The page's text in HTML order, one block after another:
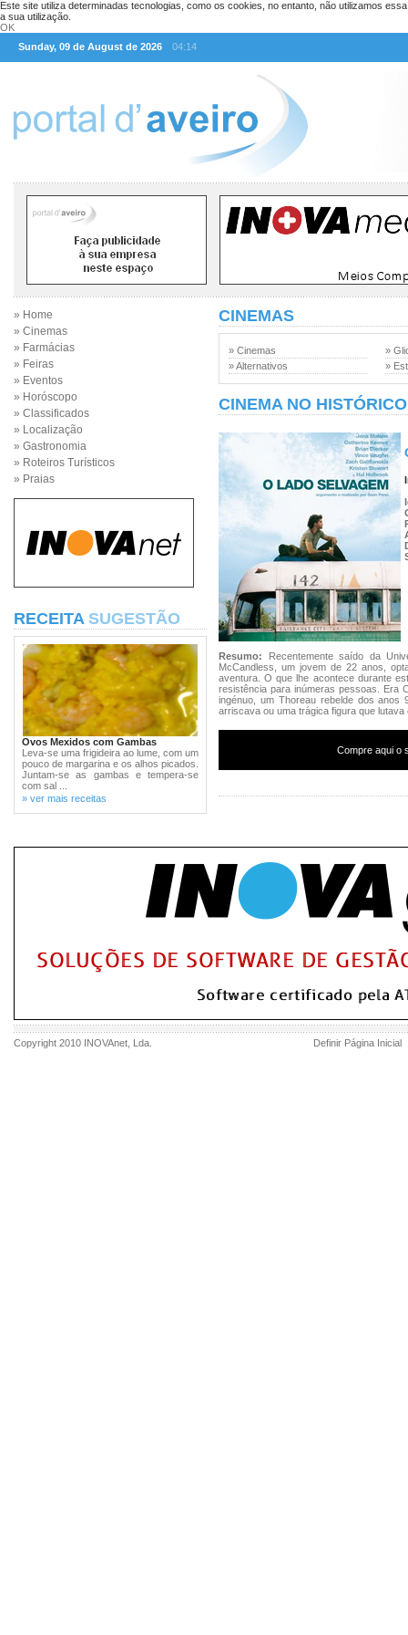
Este site utiliza determinadas tecnologias, como os cookies, no entanto, não utilizamos
a sua utilização.
OK
Sunday, 09 de August de 2026
04:14
» Home
» Cinemas
» Farmácias
» Feiras
» Eventos
» Horóscopo
» Classificados
» Localização
» Gastronomia
» Roteiros Turísticos
» Praias
RECEITA SUGESTÃO
Ovos Mexidos com Gambas
Leva-se uma frigideira ao lume, com um
pouco de margarina e os alhos picados.
Juntam-se as gambas e tempera-se
com sal ...
» ver mais receitas
CINEMAS
» Cinemas
» Alternativos
»
»
CINEMA NO HISTÓRICO
Resumo:
Recentemente saído da
McCandless, um jovem de 22 anos,
aventura. O que lhe acontece durante
resistência para inúmeras pessoas. Era
ingénuo, um Thoreau rebelde dos anos
arriscava ou uma trágica figura que
Compre aqui o
Copyright 2010 INOVAnet , Lda. Definir Página Inicial